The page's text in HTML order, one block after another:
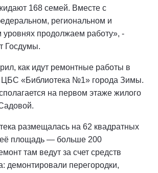
168 семей. Вместе с
региональном и
уровнях продолжаем работу», -
Госдумы.
как идут ремонтные работы в
«Библиотека №1» города Зимы.
на первом этаже жилого
размещалась на 62 квадратных
её площадь — больше 200
там ведут за счет средств
демонтировали перегородки,